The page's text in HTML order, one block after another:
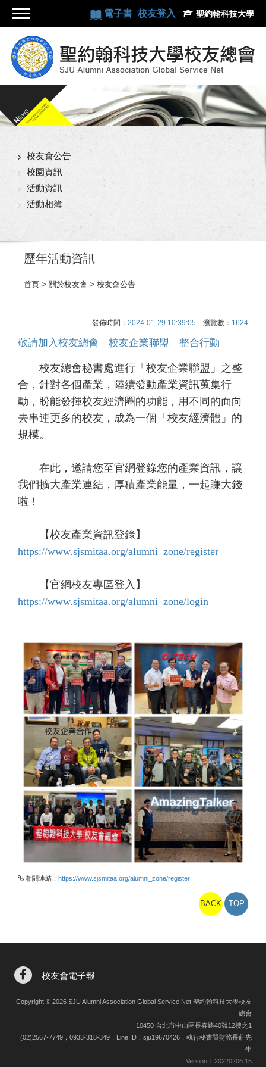
電子書 校友登入 聖約翰科技大學
校友會公告
校園資訊
活動資訊
活動相簿
歷年活動資訊
首頁 > 關於校友會 > 校友會公告
發佈時間： 2024-01-29 10:39:05 瀏覽數： 1624
敬請加入校友總會「校友企業聯盟」整合行動
校友總會秘書處進行「校友企業聯盟」之整
合，針對各個產業，陸續發動產業資訊蒐集行
動，盼能發揮校友經濟圈的功能，用不同的面向
去串連更多的校友，成為一個「校友經濟體」的
規模。
在此，邀請您至官網登錄您的產業資訊，讓
我們擴大產業連結，厚積產業能量，一起賺大錢
啦！
【校友產業資訊登錄】
https://www.sjsmitaa.org/alumni_zone/register
【官網校友專區登入】
https://www.sjsmitaa.org/alumni_zone/login
相關連結： https://www.sjsmitaa.org/alumni_zone/register
BACK TOP
校友會電子報
Copyright © 2026 SJU Alumni Association Global Service Net 聖約翰科技大學校友
總會
10450 台北市中山區長春路40號12樓之1
(02)2567-7749，0933-318-349，Line ID：sju19670426，執行秘書暨財務長莊先
生
Version:1.20220206.15